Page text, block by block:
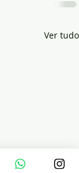
Ver tudo